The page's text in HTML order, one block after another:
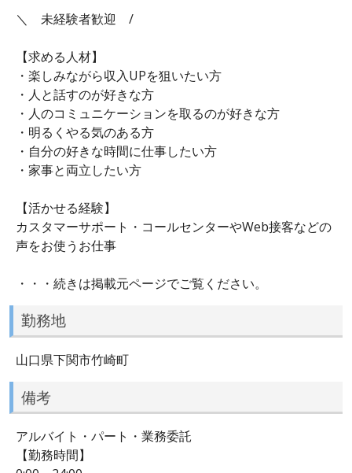
＼ 未経験者歓迎 /
【求める人材】
・楽しみながら収入UPを狙いたい方
・人と話すのが好きな方
・人のコミュニケーションを取るのが好きな方
・明るくやる気のある方
・自分の好きな時間に仕事したい方
・家事と両立したい方
【活かせる経験】
カスタマーサポート・コールセンターやWeb接客などの
声をお使うお仕事
・・・続きは掲載元ページでご覧ください。
勤務地
山口県下関市竹崎町
備考
アルバイト・パート・業務委託
【勤務時間】